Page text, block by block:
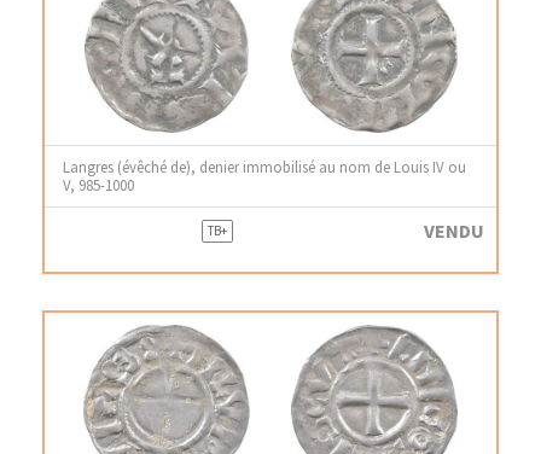
Langres (évêché de), denier immobilisé au nom de Louis IV ou
V, 985-1000
TB+ VENDU